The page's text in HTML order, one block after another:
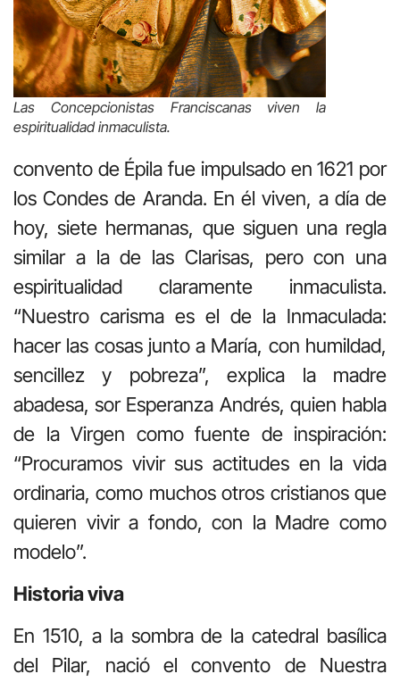
Las Concepcionistas Franciscanas viven la
espiritualidad inmaculista.
convento de Épila fue impulsado en 1621 por
los Condes de Aranda. En él viven, a día de
hoy, siete hermanas, que siguen una regla
similar a la de las Clarisas, pero con una
espiritualidad claramente inmaculista.
“Nuestro carisma es el de la Inmaculada:
hacer las cosas junto a María, con humildad,
sencillez y pobreza”, explica la madre
abadesa, sor Esperanza Andrés, quien habla
de la Virgen como fuente de inspiración:
“Procuramos vivir sus actitudes en la vida
ordinaria, como muchos otros cristianos que
quieren vivir a fondo, con la Madre como
modelo”.
Historia viva
En 1510, a la sombra de la catedral basílica
del Pilar, nació el convento de Nuestra